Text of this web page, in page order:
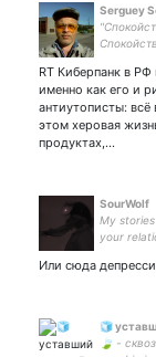
Serguey
Обман..." :
Слезая с
RT Киберпанк в РФ
именно как его и
антиутописты: всё
этом херовая
продуктах,…
SourWolf
My
your
lead civil
Или сюда
🧊
🍃 -